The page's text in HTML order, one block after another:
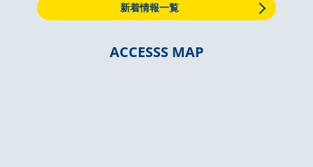
新着情報一覧
ACCESSS MAP